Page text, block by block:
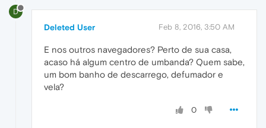
D
Deleted User Feb 8, 2016, 3:50 AM
E nos outros navegadores? Perto de sua casa,
acaso há algum centro de umbanda? Quem sabe,
um bom banho de descarrego, defumador e
vela?
0